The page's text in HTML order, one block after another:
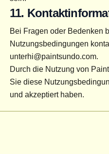
11.
Bei Fragen oder Bedenken
Nutzungsbedingungen
unterhi@paintsundo.com.
Durch die Nutzung von
Sie diese
und akzeptiert haben.